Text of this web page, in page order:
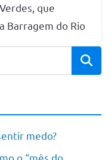
que
Barragem do Rio
medo?
o “mês do